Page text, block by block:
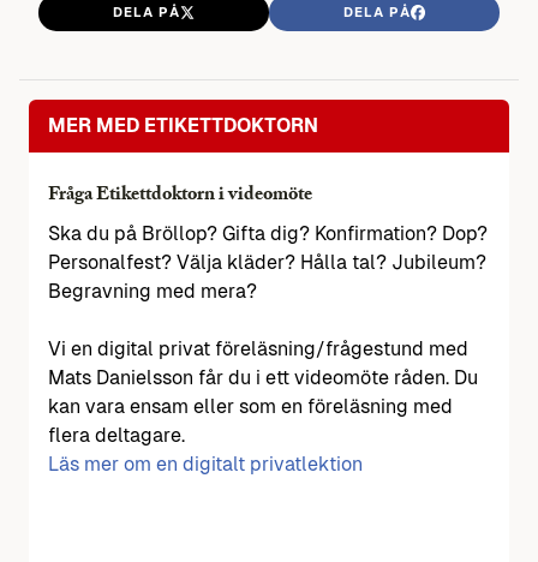
DELA PÅ DELA PÅ
MER MED ETIKETTDOKTORN
Fråga Etikettdoktorn i videomöte
Ska du på Bröllop? Gifta dig? Konfirmation? Dop?
Personalfest? Välja kläder? Hålla tal? Jubileum?
Begravning med mera?
Vi en digital privat föreläsning/frågestund med
Mats Danielsson får du i ett videomöte råden. Du
kan vara ensam eller som en föreläsning med
flera deltagare.
Läs mer om en digitalt privatlektion